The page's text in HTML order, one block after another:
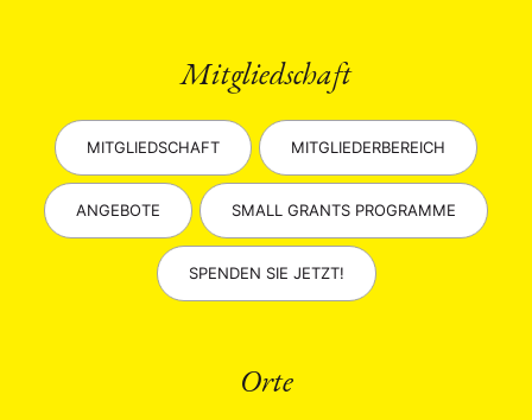
Mitgliedschaft
MITGLIEDSCHAFT MITGLIEDERBEREICH
ANGEBOTE SMALL GRANTS PROGRAMME
SPENDEN SIE JETZT!
Orte